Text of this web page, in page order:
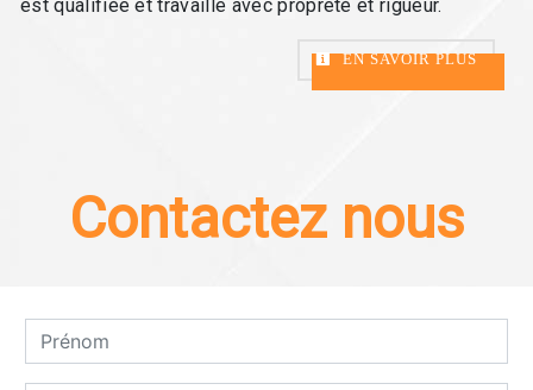
est qualifiée et travaille avec propreté et rigueur.
EN SAVOIR PLUS
Contactez nous